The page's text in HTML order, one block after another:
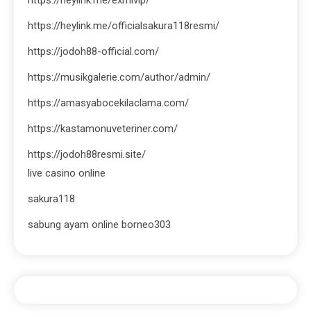
https://heylink.me/officialsakura118resmi/
https://jodoh88-official.com/
https://musikgalerie.com/author/admin/
https://amasyabocekilaclama.com/
https://kastamonuveteriner.com/
https://jodoh88resmi.site/
live casino online
sakura118
sabung ayam online borneo303